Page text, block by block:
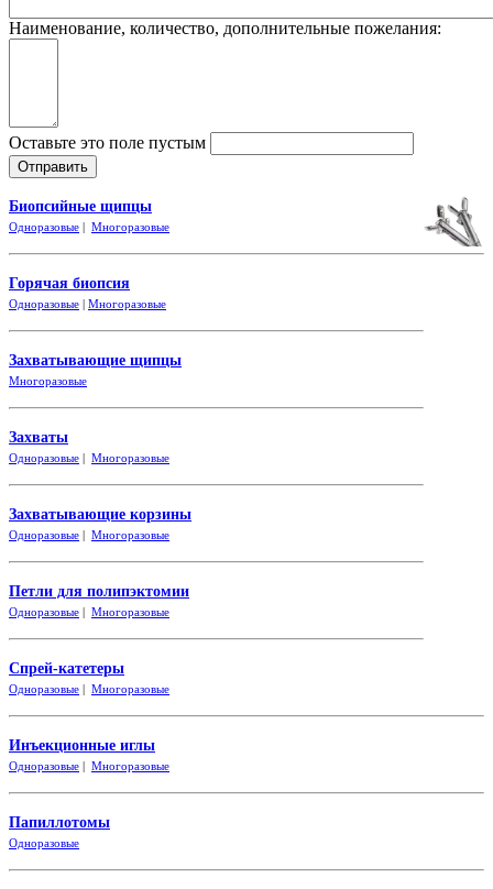
Наименование, количество, дополнительные пожелания:
Оставьте это поле пустым
Биопсийные щипцы
Одноразовые | Многоразовые
Горячая биопсия
Одноразовые | Многоразовые
Захватывающие щипцы
Многоразовые
Захваты
Одноразовые | Многоразовые
Захватывающие корзины
Одноразовые | Многоразовые
Петли для полипэктомии
Одноразовые | Многоразовые
Спрей-катетеры
Одноразовые | Многоразовые
Инъекционные иглы
Одноразовые | Многоразовые
Папиллотомы
Одноразовые